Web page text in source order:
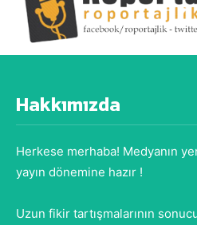
Hakkımızda
Herkese merhaba! Medyanın
yayın dönemine hazır !
Uzun fikir tartışmalarının